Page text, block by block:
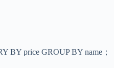
BY price GROUP BY name；